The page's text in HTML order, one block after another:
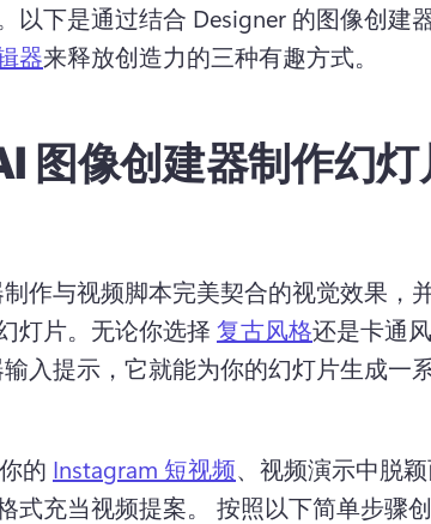
以下是通过结合 Designer 的图像创建
器来释放创造力的三种有趣方式。
图像创建器制作幻
作与视频脚本完美契合的视觉效果，
灯片。 无论你选择 复古风格还是卡通
入提示，它就能为你的幻灯片生成一
的 Instagram 短视频、视频演示中脱
式充当视频提案。 按照以下简单步骤